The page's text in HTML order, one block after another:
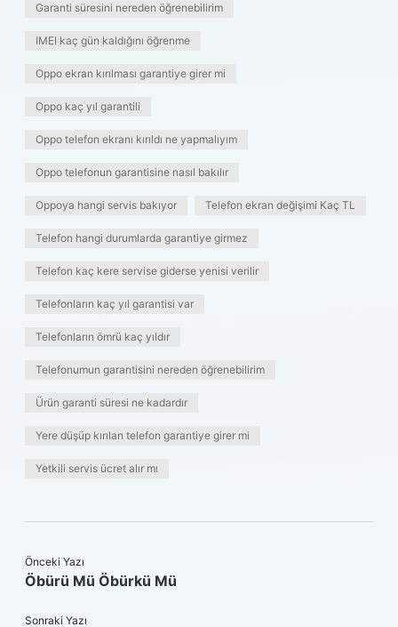
Garanti süresini nereden öğrenebilirim
IMEI kaç gün kaldığını öğrenme
Oppo ekran kırılması garantiye girer mi
Oppo kaç yıl garantili
Oppo telefon ekranı kırıldı ne yapmalıyım
Oppo telefonun garantisine nasıl bakılır
Oppoya hangi servis bakıyor Telefon ekran değişimi Kaç TL
Telefon hangi durumlarda garantiye girmez
Telefon kaç kere servise giderse yenisi verilir
Telefonların kaç yıl garantisi var
Telefonların ömrü kaç yıldır
Telefonumun garantisini nereden öğrenebilirim
Ürün garanti süresi ne kadardır
Yere düşüp kırılan telefon garantiye girer mi
Yetkili servis ücret alır mı
Önceki Yazı
Öbürü Mü Öbürkü Mü
Sonraki Yazı